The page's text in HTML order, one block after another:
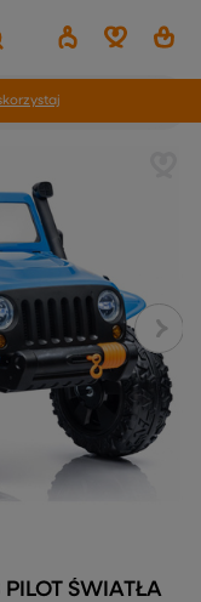
PILOT ŚWIATŁA